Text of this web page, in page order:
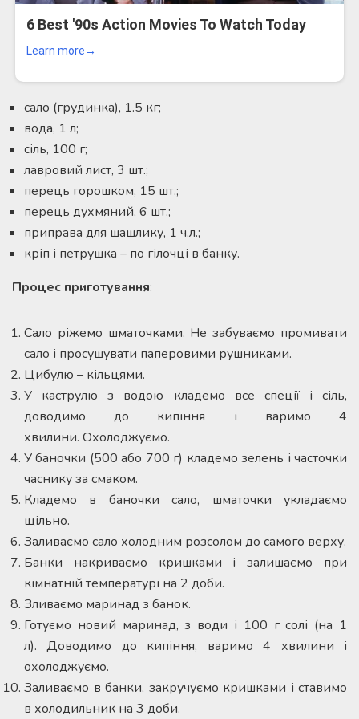
сало (грудинка), 1.5 кг;
вода, 1 л;
сіль, 100 г;
лавровий лист, 3 шт.;
перець горошком, 15 шт.;
перець духмяний, 6 шт.;
приправа для шашлику, 1 ч.л.;
кріп і петрушка – по гілочці в банку.
Процес приготування:
Сало ріжемо шматочками. Не забуваємо промивати
сало і просушувати паперовими рушниками.
Цибулю – кільцями.
У каструлю з водою кладемо все спеції і сіль,
доводимо до кипіння і варимо 4
хвилини. Охолоджуємо.
У баночки (500 або 700 г) кладемо зелень і часточки
часнику за смаком.
Кладемо в баночки сало, шматочки укладаємо
щільно.
Заливаємо сало холодним розсолом до самого верху.
Банки накриваємо кришками і залишаємо при
кімнатній температурі на 2 доби.
Зливаємо маринад з банок.
Готуємо новий маринад, з води і 100 г солі (на 1
л). Доводимо до кипіння, варимо 4 хвилини і
охолоджуємо.
Заливаємо в банки, закручуємо кришками і ставимо
в холодильник на 3 доби.